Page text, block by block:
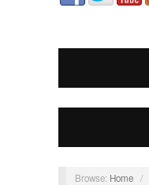
Browse: Home /